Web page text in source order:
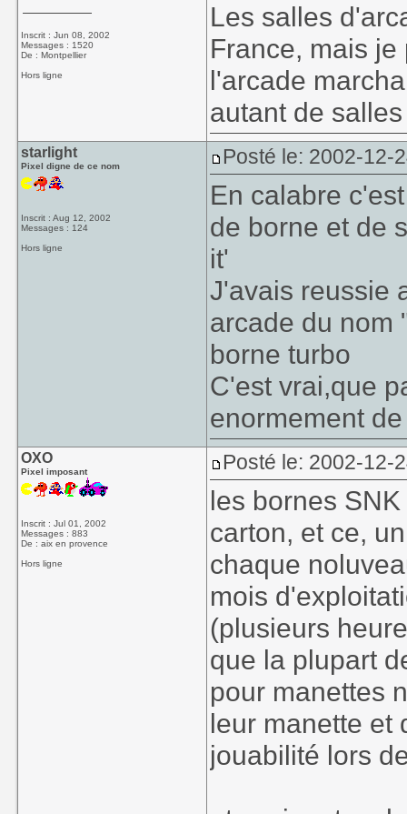
Inscrit : Jun 08, 2002
Messages : 1520
De : Montpellier
Hors ligne
Les salles
France, mais
l'arcade
autant de
starlight
Pixel digne de ce nom
Inscrit : Aug 12, 2002
Messages : 124
Hors ligne
Posté le: 2002-12-
En calabre
de borne et de
it'
J'avais reussie
arcade du nom
borne turbo
C'est vrai,que
enormement
OXO
Pixel imposant
Inscrit : Jul 01, 2002
Messages : 883
De : aix en provence
Hors ligne
Posté le: 2002-12-
les bornes
carton, et ce,
chaque
mois
(plusieurs
que la plupart
pour manettes
leur manette et
jouabilité lors